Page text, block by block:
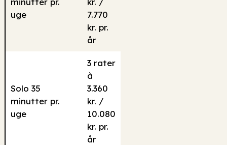
uge
7.770
kr. pr.
år
Solo 35
minutter pr.
uge
3 rater
à
3.360
kr. /
10.080
kr. pr.
år